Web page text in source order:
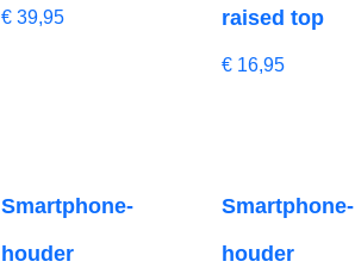
€ 39,95
raised top
€ 16,95
Smartphone-
houder
Smartphone-
houder